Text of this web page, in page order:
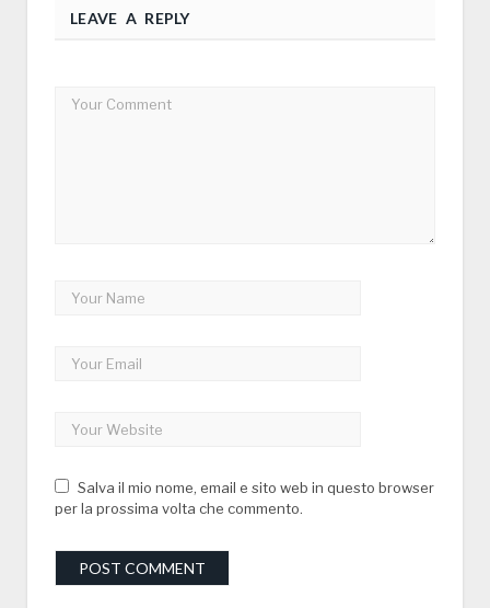
LEAVE A REPLY
Salva il mio nome, email e sito web in questo browser
per la prossima volta che commento.